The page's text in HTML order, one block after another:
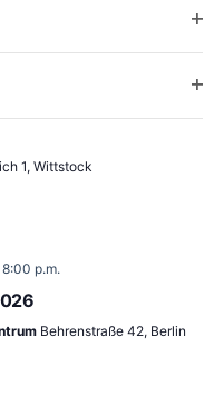
1, Wittstock
p.m.
Behrenstraße 42, Berlin